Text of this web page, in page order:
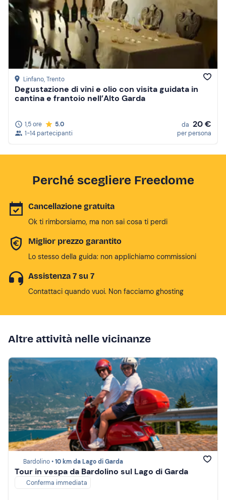
Linfano, Trento
Degustazione di vini e olio con visita guidata in
cantina e frantoio nell’Alto Garda
1,5 ore
5.0
1-14 partecipanti
da 20 €
per persona
Perché scegliere Freedome
Cancellazione gratuita
Ok ti rimborsiamo, ma non sai cosa ti perdi
Miglior prezzo garantito
Lo stesso della guida: non applichiamo commissioni
Assistenza 7 su 7
Contattaci quando vuoi. Non facciamo ghosting
Altre attività nelle vicinanze
Bardolino •10 km da Lago di Garda
Tour in vespa da Bardolino sul Lago di Garda
Conferma immediata